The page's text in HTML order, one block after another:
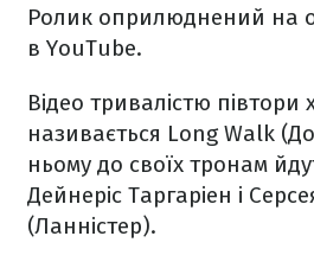
Ролик оприлюднений на
в YouTube.
Відео тривалістю півтори
називається Long Walk
ньому до своїх тронам
Дейнеріс Таргаріен і
(Ланністер).